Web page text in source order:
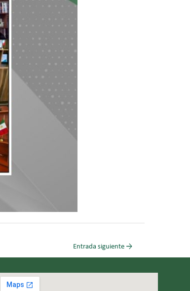
Entrada siguiente →